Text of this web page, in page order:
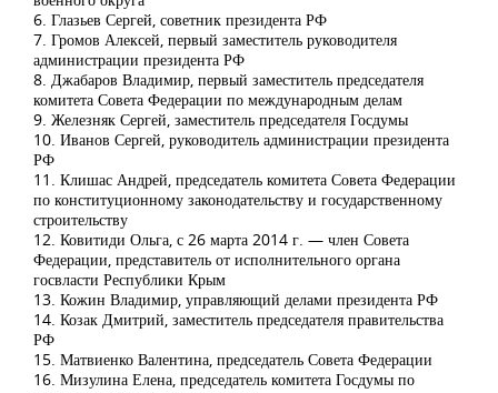
6. Глазьев Сергей, советник президента РФ
7. Громов Алексей, первый заместитель руководителя
администрации президента РФ
8. Джабаров Владимир, первый заместитель председателя
комитета Совета Федерации по международным делам
9. Железняк Сергей, заместитель председателя Госдумы
10. Иванов Сергей, руководитель администрации президента
РФ
11. Клишас Андрей, председатель комитета Совета Федерации
по конституционному законодательству и государственному
строительству
12. Ковитиди Ольга, с 26 марта 2014 г. — член Совета
Федерации, представитель от исполнительного органа
госвласти Республики Крым
13. Кожин Владимир, управляющий делами президента РФ
14. Козак Дмитрий, заместитель председателя правительства
РФ
15. Матвиенко Валентина, председатель Совета Федерации
16. Мизулина Елена, председатель комитета Госдумы по